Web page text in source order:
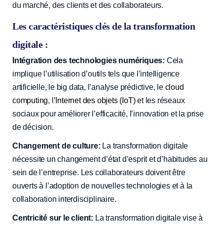
du marché, des clients et des collaborateurs.
Les caractéristiques clés de la transformation
digitale :
Intégration des technologies numériques: Cela
implique l’utilisation d’outils tels que l’intelligence
artificielle, le big data, l’analyse prédictive, le cloud
computing, l’ Internet des objets (IoT)et les réseaux
sociaux pour améliorer l’efficacité, l’innovation et la prise
de décision.
Changement de culture: La transformation digitale
nécessite un changement d’état d’esprit et d’habitudes au
sein de l’entreprise. Les collaborateurs doivent être
ouverts à l’adoption de nouvelles technologies et à la
collaboration interdisciplinaire.
Centricité sur le client: La transformation digitale vise à